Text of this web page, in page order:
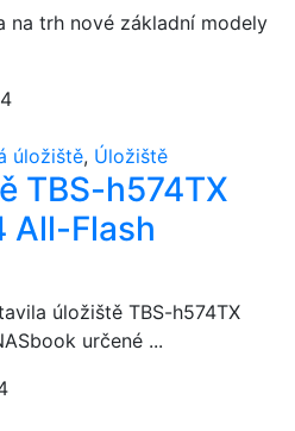
na trh nové základní modely
úložiště, Úložiště
TBS-h574TX
All-Flash
úložiště TBS-h574TX
určené ...